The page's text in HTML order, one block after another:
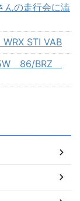
んの走行会に澁
STI VAB
86/BRZ